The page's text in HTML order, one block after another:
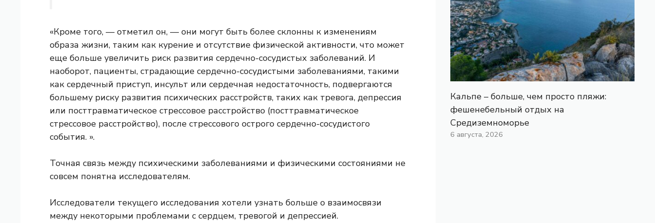
«Кроме того, — отметил он, — они могут быть более склонны к изменениям
образа жизни, таким как курение и отсутствие физической активности, что может
еще больше увеличить риск развития сердечно-сосудистых заболеваний. И
наоборот, пациенты, страдающие сердечно-сосудистыми заболеваниями, такими
как сердечный приступ, инсульт или сердечная недостаточность, подвергаются
большему риску развития психических расстройств, таких как тревога, депрессия
или посттравматическое стрессовое расстройство (посттравматическое
стрессовое расстройство), после стрессового острого сердечно-сосудистого
события. ».
Точная связь между психическими заболеваниями и физическими состояниями не
совсем понятна исследователям.
Исследователи текущего исследования хотели узнать больше о взаимосвязи
между некоторыми проблемами с сердцем, тревогой и депрессией.
Кальпе – больше, чем просто пляжи:
фешенебельный отдых на
Средиземноморье
6 августа, 2026